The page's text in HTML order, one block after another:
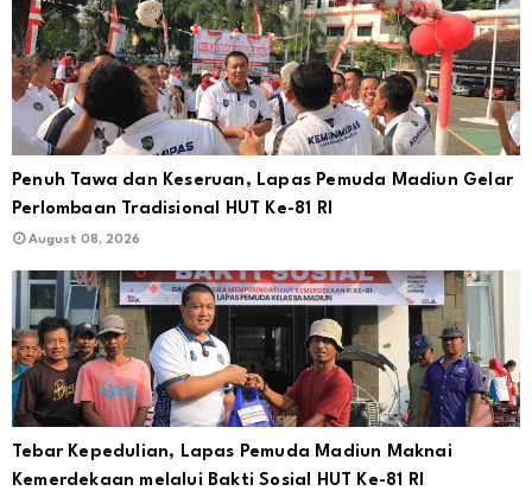
Penuh Tawa dan Keseruan, Lapas Pemuda Madiun Gelar
Perlombaan Tradisional HUT Ke-81 RI
August 08, 2026
Tebar Kepedulian, Lapas Pemuda Madiun Maknai
Kemerdekaan melalui Bakti Sosial HUT Ke-81 RI